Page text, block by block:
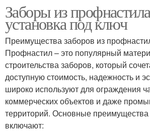
Заборы из
установка под ключ
Преимущества заборов из
Профнастил – это популярный
строительства заборов, который
доступную стоимость, надежность и
широко используют для ограждения
коммерческих объектов и даже
территорий. Основные
включают: